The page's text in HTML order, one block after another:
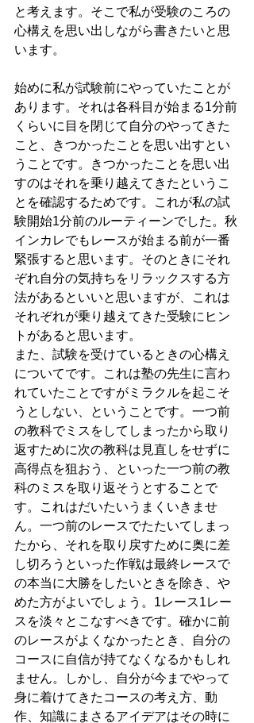
と考えます。そこで私が受験のころの
心構えを思い出しながら書きたいと思
います。
始めに私が試験前にやっていたことが
あります。それは各科目が始まる1分前
くらいに目を閉じて自分のやってきた
こと、きつかったことを思い出すとい
うことです。きつかったことを思い出
すのはそれを乗り越えてきたというこ
とを確認するためです。これが私の試
験開始1分前のルーティーンでした。秋
インカレでもレースが始まる前が一番
緊張すると思います。そのときにそれ
ぞれ自分の気持ちをリラックスする方
法があるといいと思いますが、これは
それぞれが乗り越えてきた受験にヒン
トがあると思います。
また、試験を受けているときの心構え
についてです。これは塾の先生に言わ
れていたことですがミラクルを起こそ
うとしない、ということです。一つ前
の教科でミスをしてしまったから取り
返すために次の教科は見直しをせずに
高得点を狙おう、といった一つ前の教
科のミスを取り返そうとすることで
す。これはだいたいうまくいきませ
ん。一つ前のレースでたたいてしまっ
たから、それを取り戻すために奥に差
し切ろうといった作戦は最終レースで
の本当に大勝をしたいときを除き、や
めた方がよいでしょう。1レース1レー
スを淡々とこなすべきです。確かに前
のレースがよくなかったとき、自分の
コースに自信が持てなくなるかもしれ
ません。しかし、自分が今までやって
身に着けてきたコースの考え方、動
作、知識にまさるアイデアはその時に